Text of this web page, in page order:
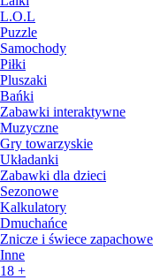
L.O.L
Puzzle
Samochody
Piłki
Pluszaki
Bańki
Zabawki interaktywne
Muzyczne
Gry towarzyskie
Układanki
Zabawki dla dzieci
Sezonowe
Kalkulatory
Dmuchańce
Znicze i świece zapachowe
Inne
18 +